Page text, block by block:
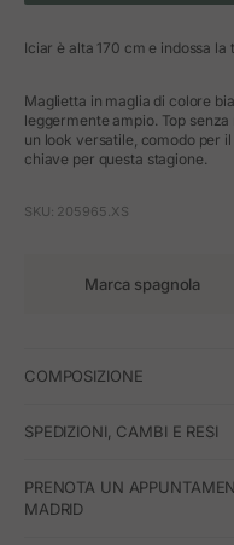
Iciar è alta 170 cm e indossa la
Maglietta in maglia di colore
leggermente ampio. Top
un look versatile, comodo per
chiave per questa stagione.
SKU: 205965.XS
Marca spagnola
COMPOSIZIONE
SPEDIZIONI, CAMBI E RESI
PRENOTA UN
MADRID